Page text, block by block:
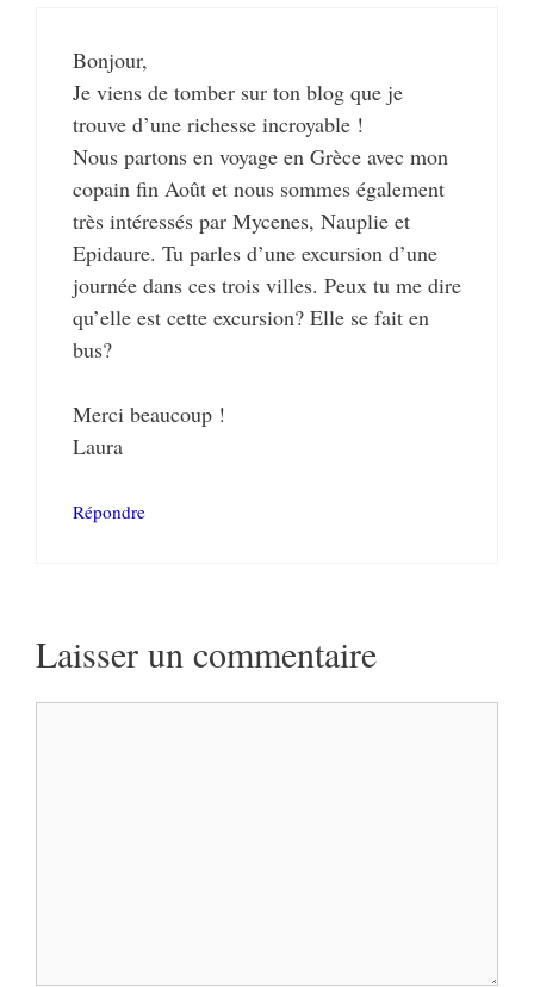
Bonjour,
Je viens de tomber sur ton blog que je
trouve d’une richesse incroyable !
Nous partons en voyage en Grèce avec mon
copain fin Août et nous sommes également
très intéressés par Mycenes, Nauplie et
Epidaure. Tu parles d’une excursion d’une
journée dans ces trois villes. Peux tu me dire
qu’elle est cette excursion? Elle se fait en
bus?
Merci beaucoup !
Laura
Répondre
Laisser un commentaire